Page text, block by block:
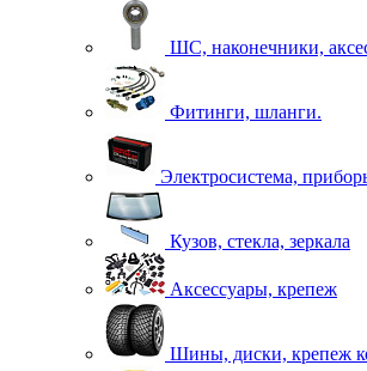
ШС, наконечники,
Фитинги, шланги.
Электросистема,
Кузов, стекла, зеркала
Аксессуары, крепеж
Шины, диски, крепеж